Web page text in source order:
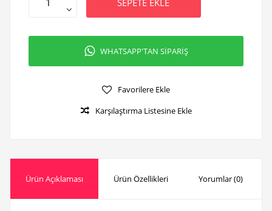
SEPETE EKLE
WHATSAPP'TAN SİPARİŞ
Favorilere Ekle
Karşılaştırma Listesine Ekle
Ürün Açıklaması Ürün Özellikleri Yorumlar (0)